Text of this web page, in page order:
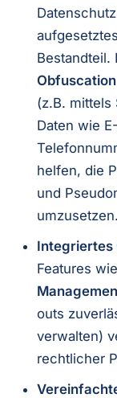
Bestandteil.
Obfuscation
(z.B. mittels
Daten wie
helfen, die
und
umzusetzen.
Integriertes
Features
outs
verwalten)
rechtlicher